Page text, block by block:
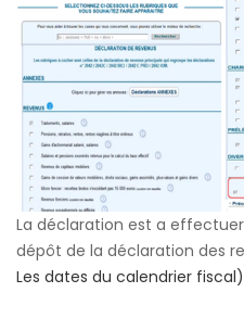
La déclaration est a
dépôt de la déclaration des
Les dates du calendrier fiscal)